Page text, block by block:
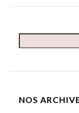
NOS